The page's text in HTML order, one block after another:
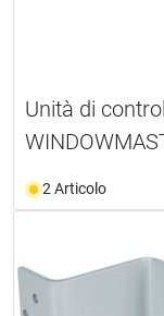
Unità di
2 Articolo